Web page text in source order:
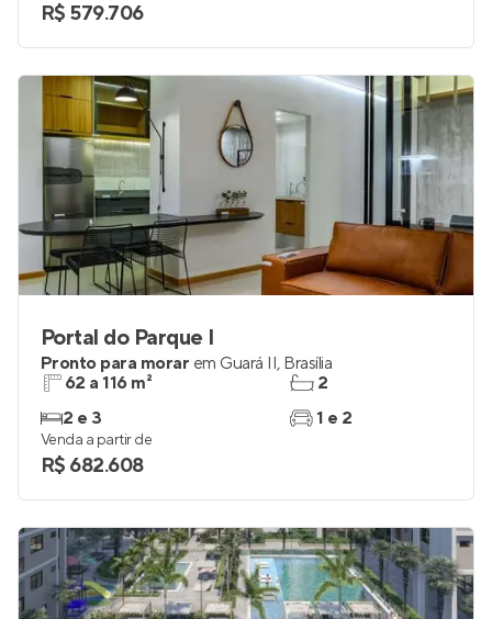
R$ 579.706
Portal do Parque I
Pronto para morar em Guará II, Brasília
62 a 116 m²
2 e 3
2
1 e 2
Venda a partir de
R$ 682.608